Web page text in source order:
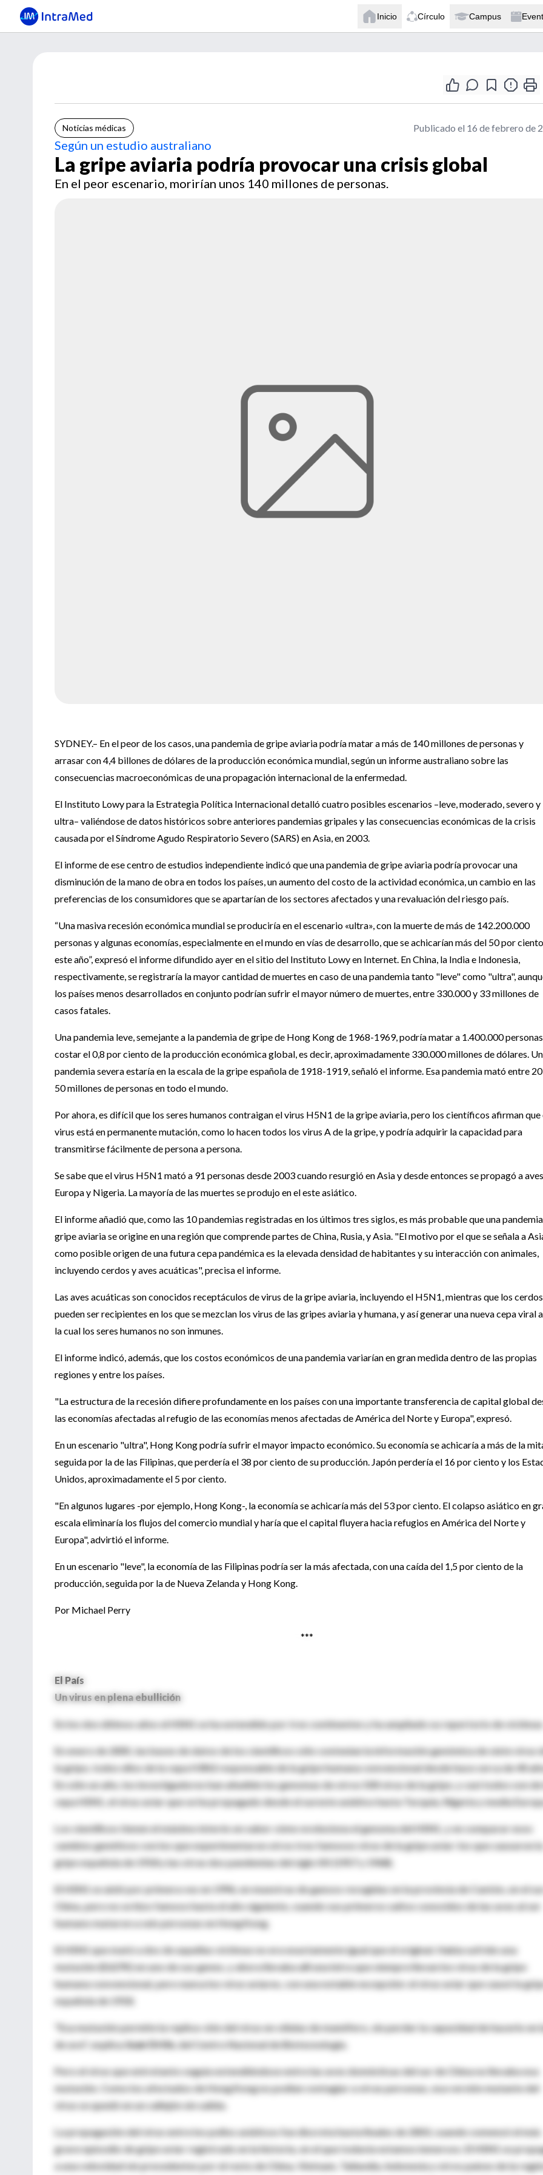
Inicio Círculo Campus
Noticias médicas Publicado el 16 de febrero de
Según un estudio australiano
La gripe aviaria podría provocar una crisis global
En el peor escenario, morirían unos 140 millones de personas.
SYDNEY.– En el peor de los casos, una pandemia de gripe aviaria podría matar a más de 140 millones de personas y
arrasar con 4,4 billones de dólares de la producción económica mundial, según un informe australiano sobre las
consecuencias macroeconómicas de una propagación internacional de la enfermedad.
El Instituto Lowy para la Estrategia Política Internacional detalló cuatro posibles escenarios –leve, moderado, severo y
ultra– valiéndose de datos históricos sobre anteriores pandemias gripales y las consecuencias económicas de la crisis
causada por el Síndrome Agudo Respiratorio Severo (SARS) en Asia, en 2003.
El informe de ese centro de estudios independiente indicó que una pandemia de gripe aviaria podría provocar una
disminución de la mano de obra en todos los países, un aumento del costo de la actividad económica, un cambio en las
preferencias de los consumidores que se apartarían de los sectores afectados y una revaluación del riesgo país.
“Una masiva recesión económica mundial se produciría en el escenario «ultra», con la muerte de más de 142.200.000
personas y algunas economías, especialmente en el mundo en vías de desarrollo, que se achicarían más del 50 por ciento
este año”, expresó el informe difundido ayer en el sitio del Instituto Lowy en Internet. En China, la India e Indonesia,
respectivamente, se registraría la mayor cantidad de muertes en caso de una pandemia tanto "leve" como "ultra",
los países menos desarrollados en conjunto podrían sufrir el mayor número de muertes, entre 330.000 y 33 millones de
casos fatales.
Una pandemia leve, semejante a la pandemia de gripe de Hong Kong de 1968-1969, podría matar a 1.400.000
costar el 0,8 por ciento de la producción económica global, es decir, aproximadamente 330.000 millones de dólares.
pandemia severa estaría en la escala de la gripe española de 1918-1919, señaló el informe. Esa pandemia mató entre
50 millones de personas en todo el mundo.
Por ahora, es difícil que los seres humanos contraigan el virus H5N1 de la gripe aviaria, pero los científicos afirman que
virus está en permanente mutación, como lo hacen todos los virus A de la gripe, y podría adquirir la capacidad para
transmitirse fácilmente de persona a persona.
Se sabe que el virus H5N1 mató a 91 personas desde 2003 cuando resurgió en Asia y desde entonces se propagó a
Europa y Nigeria. La mayoría de las muertes se produjo en el este asiático.
El informe añadió que, como las 10 pandemias registradas en los últimos tres siglos, es más probable que una
gripe aviaria se origine en una región que comprende partes de China, Rusia, y Asia. "El motivo por el que se señala a
como posible origen de una futura cepa pandémica es la elevada densidad de habitantes y su interacción con animales,
incluyendo cerdos y aves acuáticas", precisa el informe.
Las aves acuáticas son conocidos receptáculos de virus de la gripe aviaria, incluyendo el H5N1, mientras que los cerdos
pueden ser recipientes en los que se mezclan los virus de las gripes aviaria y humana, y así generar una nueva cepa viral
la cual los seres humanos no son inmunes.
El informe indicó, además, que los costos económicos de una pandemia variarían en gran medida dentro de las propias
regiones y entre los países.
"La estructura de la recesión difiere profundamente en los países con una importante transferencia de capital global
las economías afectadas al refugio de las economías menos afectadas de América del Norte y Europa", expresó.
En un escenario "ultra", Hong Kong podría sufrir el mayor impacto económico. Su economía se achicaría a más de la
seguida por la de las Filipinas, que perdería el 38 por ciento de su producción. Japón perdería el 16 por ciento y los
Unidos, aproximadamente el 5 por ciento.
"En algunos lugares -por ejemplo, Hong Kong-, la economía se achicaría más del 53 por ciento. El colapso asiático en
escala eliminaría los flujos del comercio mundial y haría que el capital fluyera hacia refugios en América del Norte y
Europa", advirtió el informe.
En un escenario "leve", la economía de las Filipinas podría ser la más afectada, con una caída del 1,5 por ciento de la
producción, seguida por la de Nueva Zelanda y Hong Kong.
Por Michael Perry
***
El País
Un virus en plena ebullición
En los dos últimos años el H5N1 se ha extendido por tres continentes y ha ampliado su repertorio de víctimas
En enero de 2005, las bases de datos de los científicos sólo contenían la información genómica de siete virus
la gripe, todos ellos de la cepa H3N2 responsable de la gripe humana convencional desde hace cerca de 40
En sólo un año, los investigadores han añadido los genomas de otros 500 virus de la gripe, y casi todos son de
cepa H5N1, el virus aviar que se ha propagado desde el sureste asiático hasta Turquía, Nigeria y media
Los científicos tienen el máximo interés en saber cómo evoluciona el genoma del H5N1, y en comparar esos
cambios genéticos con los que experimentaron otros tres famosos virus de la gripe aviar: los que causaron la
gripe española de 1918 y las otras dos pandemias del siglo XX (1957 y 1968).
El H5N1 se aisló por primera vez en 1996, en muestras de gansos recogidas en la provincia de Cantón, en el
China, pero no se hizo famoso hasta el año siguiente, cuando sus primeros saltos conocidos de las aves al ser
humano mataron a seis personas en Hong Kong.
El H5N1 que mató a dos de aquellas víctimas no era exactamente igual que el original. Había sufrido una
mutación (E627K) en uno de sus genes, y ahora llevaba allí una letra que siempre llevan los virus de la gripe
humana convencional, pero nunca los virus aviares, con una notable excepción: el virus aviar que causó la
española de 1918.
"Esa mutación permite la replica-ción del virus en células de mamífero, sin perder la capacidad de hacerlo en
de ave", explicaJuan Ortín, del Centro Nacional de Biotecnología.
Pero el virus que entretanto seguía extendiéndose entre las aves domésticas del sur de China no llevaba esa
mutación. Como los afectados de Hong Kong no podían contagiar a otras personas, esa versión mutante del
virus se quedó en un callejón sin salida.
La propagación del virus entre los pollos asiáticos fue discreta hasta finales de 2003, cuando comenzó el más
grave episodio de gripe aviar registrado en la historia, en el que todavía estamos inmersos. El H5N1 se
a una velocidad sin precedentes por el resto de China, Vietnam, Tailandia, Indonesia y otros países de la